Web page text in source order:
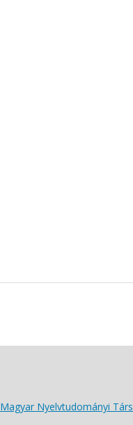
Magyar Nyelvtudományi